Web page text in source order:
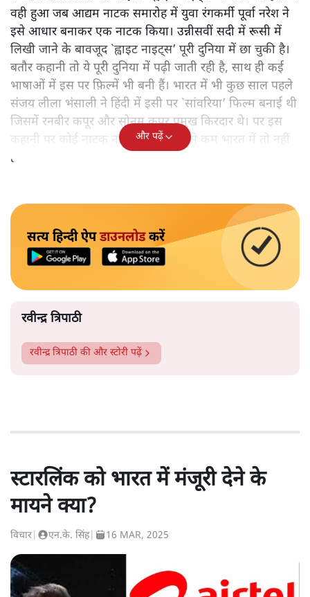
वही हुआ जब आद्यम नाटक समारोह में युवा रंगकर्मी पूर्वा नरेश ने
इसे आधार बनाकर एक नाटक किया। उन्नीसवीं सदी में रूसी में
लिखी जाने के बावजूद `ह्वाइट नाइट्स’ पूरी दुनिया में छा चुकी है।
बतौर कहानी तो ये पूरी दुनिया में पढ़ी जाती रही है, साथ ही कई
भाषाओं में इस पर फ़िल्में भी बनी हैं। भारत में भी कुछ साल पहले
संजय लीला भंसाली ने हिंदी में इसी पर `सांवरिया’ फिल्म बनाई थी
जिसमें रनबीर कपूर और सोनम कपूर प्रमुख किरदार थे। पर इस
कहानी पर कोई नाटक नहीं हुआ है। कम से कम भारत में तो नहीं
हुआ है।
और पढ़ें
सत्य हिन्दी ऐपडाउनलोडकरें
रवीन्द्र त्रिपाठी
रवीन्द्र त्रिपाठी की और स्टोरी पढ़ें
स्टारलिंक को भारत में मंजूरी देने के
मायने क्या?
विचार एन.के. सिंह| 16 MAR, 2025